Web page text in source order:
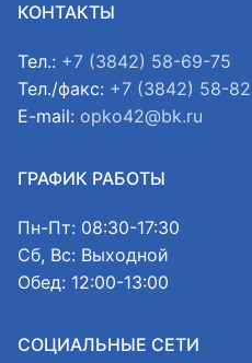
КОНТАКТЫ
Тел.: +7 (3842) 58-69-75
Тел./факс: +7 (3842) 58-
E-mail: opko42@bk.ru
ГРАФИК РАБОТЫ
Пн-Пт: 08:30-17:30
Сб, Вс: Выходной
Обед: 12:00-13:00
СОЦИАЛЬНЫЕ СЕТИ